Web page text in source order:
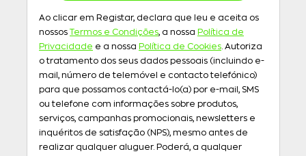
Ao clicar em Registar, declara que leu e aceita os
nossos Termos e Condições, a nossa Política de
Privacidade e a nossa Política de Cookies . Autoriza
o tratamento dos seus dados pessoais (incluindo e-
mail, número de telemóvel e contacto telefónico)
para que possamos contactá-lo(a) por e-mail, SMS
ou telefone com informações sobre produtos,
serviços, campanhas promocionais, newsletters e
inquéritos de satisfação (NPS), mesmo antes de
realizar qualquer aluguer. Poderá, a qualquer